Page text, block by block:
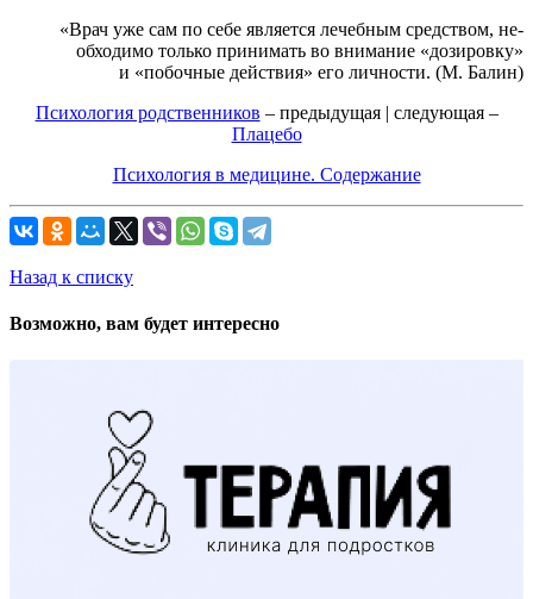
«Врач уже сам по себе является лечебным средством, не-
обходимо только принимать во внимание «дозировку»
и «побочные действия» его личности. (М. Балин)
Психология родственников – предыдущая | следующая –
Плацебо
Психология в медицине. Содержание
Назад к списку
Возможно, вам будет интересно